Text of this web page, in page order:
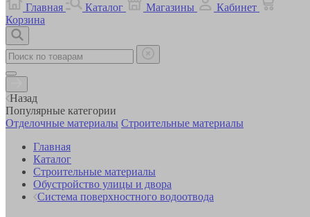
Главная
Каталог Магазины
Кабинет
Корзина
Назад
Популярные категории
Отделочные материалы Строительные материалы
Главная
Каталог
Строительные материалы
Обустройство улицы и двора
Система поверхностного водоотвода